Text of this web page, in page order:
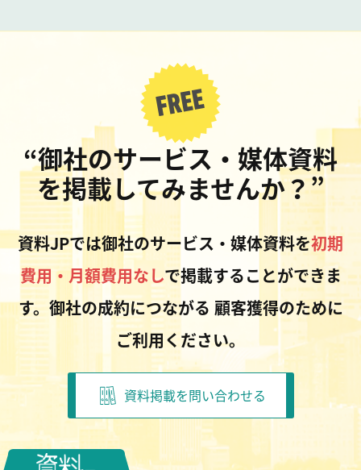
“御社のサービス・媒体資料
を掲載してみませんか？”
資料JPでは御社のサービス・媒体資料を初期
費用・月額費用なしで掲載することができま
す。御社の成約につながる 顧客獲得のために
ご利用ください。
資料掲載を問い合わせる